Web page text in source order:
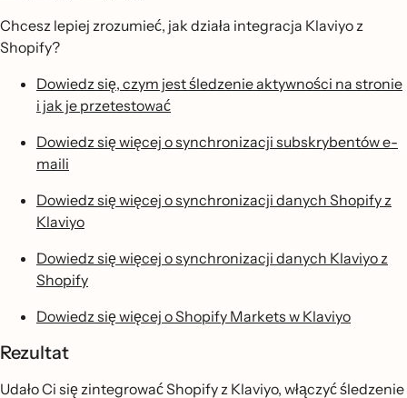
Chcesz lepiej zrozumieć, jak działa integracja Klaviyo z
Shopify?
Dowiedz się, czym jest śledzenie aktywności na stronie
i jak je przetestować
Dowiedz się więcej o synchronizacji subskrybentów e-
maili
Dowiedz się więcej o synchronizacji danych Shopify z
Klaviyo
Dowiedz się więcej o synchronizacji danych Klaviyo z
Shopify
Dowiedz się więcej o Shopify Markets w Klaviyo
Rezultat
Udało Ci się zintegrować Shopify z Klaviyo, włączyć śledzenie